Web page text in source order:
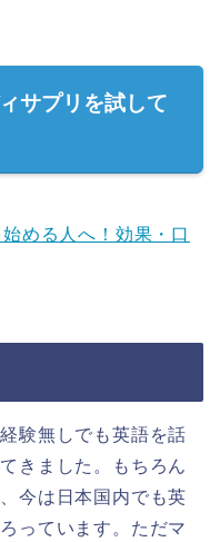
サプリを試して
める人へ！効果・口
験無しでも英語を話
きました。もちろん
今は日本国内でも英
っています。ただマ